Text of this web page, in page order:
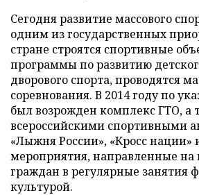
Сегодня развитие массового
одним из государственных
стране строятся спортивные
программы по развитию
дворового спорта, проводятся
соревнования. В 2014 году по
был возрожден комплекс ГТО,
всероссийскими спортивными
«Лыжня России», «Кросс нации»
мероприятия, направленные на
граждан в регулярные занятия
культурой.